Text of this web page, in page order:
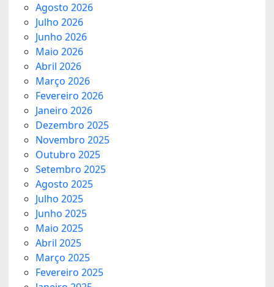
Agosto 2026
Julho 2026
Junho 2026
Maio 2026
Abril 2026
Março 2026
Fevereiro 2026
Janeiro 2026
Dezembro 2025
Novembro 2025
Outubro 2025
Setembro 2025
Agosto 2025
Julho 2025
Junho 2025
Maio 2025
Abril 2025
Março 2025
Fevereiro 2025